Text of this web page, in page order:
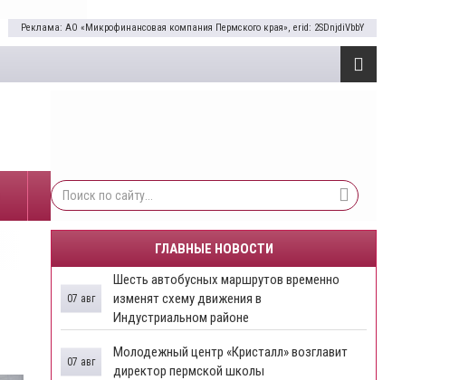
Реклама: АО «Микрофинансовая компания Пермского края», erid: 2SDnjdiVbbY
ГЛАВНЫЕ НОВОСТИ
Шесть автобусных маршрутов временно
изменят схему движения в
Индустриальном районе
07 авг
Молодежный центр «Кристалл» возглавит
директор пермской школы
07 авг